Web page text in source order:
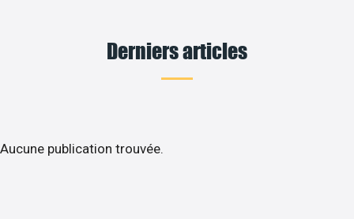
Derniers articles
Aucune publication trouvée.